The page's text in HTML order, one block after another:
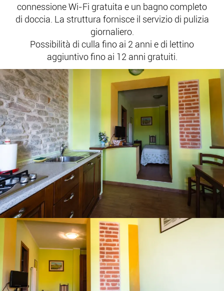
connessione Wi-Fi gratuita e un bagno completo
di doccia. La struttura fornisce il servizio di pulizia
giornaliero.
Possibilità di culla fino ai 2 anni e di lettino
aggiuntivo fino ai 12 anni gratuiti.